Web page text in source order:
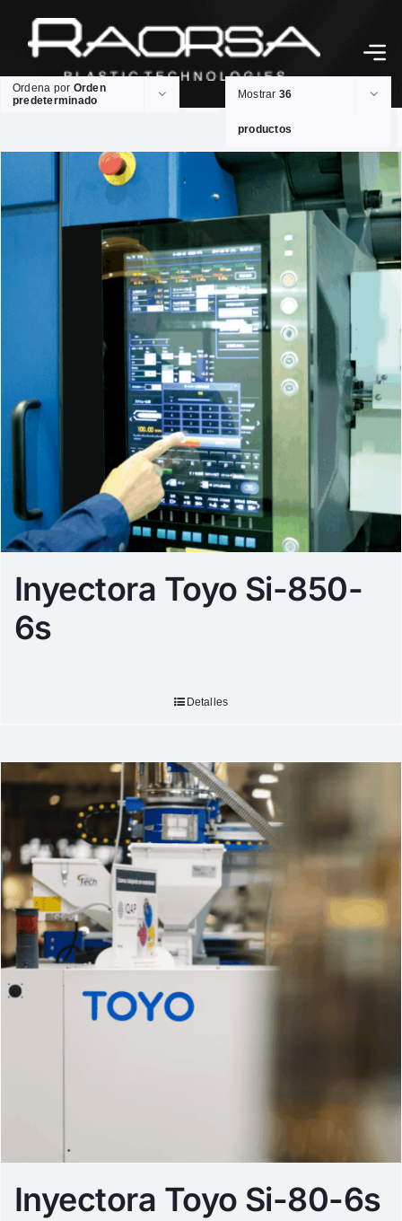
Ordena por Orden
predeterminado
Mostrar 36
productos
Inyectora Toyo Si-850-
6s
Detalles
Inyectora Toyo Si-80-6s